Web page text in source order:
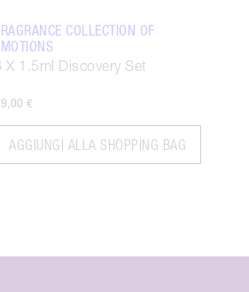
COLLECTION OF
X 1.5ml Discovery Set
€
AGGIUNGI ALLA SHOPPING BAG